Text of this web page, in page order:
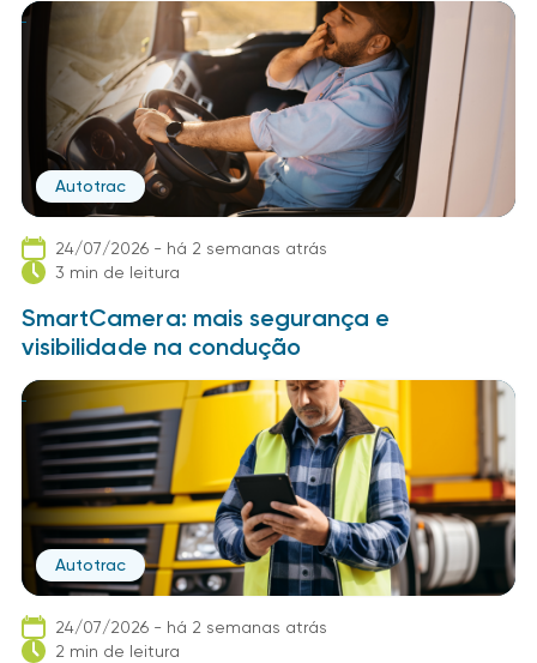
Autotrac
24/07/2026 - há 2 semanas atrás
3 min de leitura
SmartCamera: mais segurança e
visibilidade na condução
Autotrac
24/07/2026 - há 2 semanas atrás
2 min de leitura